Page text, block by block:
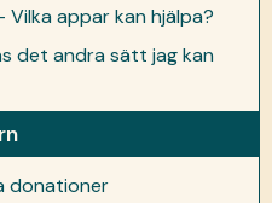
appar kan hjälpa?
det andra sätt jag kan
donationer